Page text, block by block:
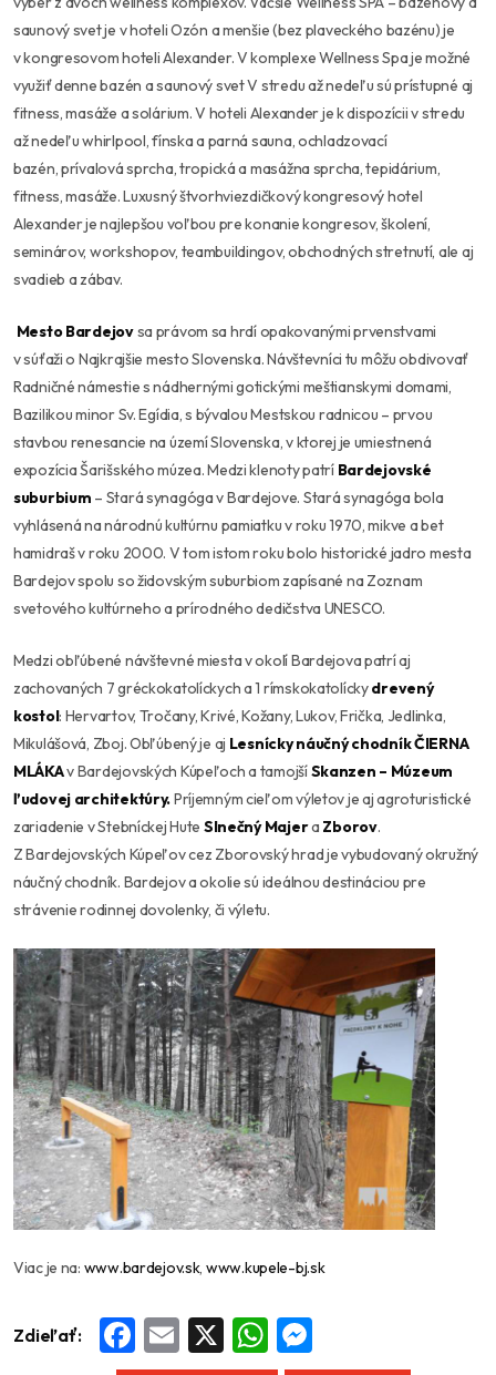
saunový svet je v hoteli Ozón a menšie (bez plaveckého bazénu) je
v kongresovom hoteli Alexander. V komplexe Wellness Spa je možné
využiť denne bazén a saunový svet V stredu až nedeľu sú prístupné aj
fitness, masáže a solárium. V hoteli Alexander je k dispozícii v stredu
až nedeľu whirlpool, fínska a parná sauna, ochladzovací
bazén, prívalová sprcha, tropická a masážna sprcha, tepidárium,
fitness, masáže. Luxusný štvorhviezdičkový kongresový hotel
Alexander je najlepšou voľbou pre konanie kongresov, školení,
seminárov, workshopov, teambuildingov, obchodných stretnutí, ale aj
svadieb a zábav.
Mesto Bardejovsa právom sa hrdí opakovanými prvenstvami
v súťaži o Najkrajšie mesto Slovenska. Návštevníci tu môžu obdivovať
Radničné námestie s nádhernými gotickými meštianskymi domami,
Bazilikou minor Sv. Egídia, s bývalou Mestskou radnicou – prvou
stavbou renesancie na území Slovenska, v ktorej je umiestnená
expozícia Šarišského múzea. Medzi klenoty patrí Bardejovské
suburbium – Stará synagóga v Bardejove. Stará synagóga bola
vyhlásená na národnú kultúrnu pamiatku v roku 1970, mikve a bet
hamidraš v roku 2000. V tom istom roku bolo historické jadro mesta
Bardejov spolu so židovským suburbiom zapísané na Zoznam
svetového kultúrneho a prírodného dedičstva UNESCO.
Medzi obľúbené návštevné miesta v okolí Bardejova patrí aj
zachovaných 7 gréckokatolíckych a 1 rímskokatolíckydrevený
kostol: Hervartov, Tročany, Krivé, Kožany, Lukov, Frička, Jedlinka,
Mikulášová, Zboj. Obľúbený je aj Lesnícky náučný chodník ČIERNA
MLÁKAv Bardejovských Kúpeľoch a tamojšíSkanzen – Múzeum
ľudovej architektúry.Príjemným cieľom výletov je aj agroturistické
zariadenie v Stebníckej Hute Slnečný Majera Zborov.
Z Bardejovských Kúpeľov cez Zborovský hrad je vybudovaný okružný
náučný chodník. Bardejov a okolie sú ideálnou destináciou pre
strávenie rodinnej dovolenky, či výletu.
Viac je na: www.bardejov.sk, www.kupele-bj.sk
Zdieľať: Facebook
Email WhatsApp